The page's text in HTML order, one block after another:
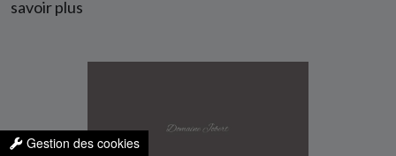
savoir plus
Gestion des cookies